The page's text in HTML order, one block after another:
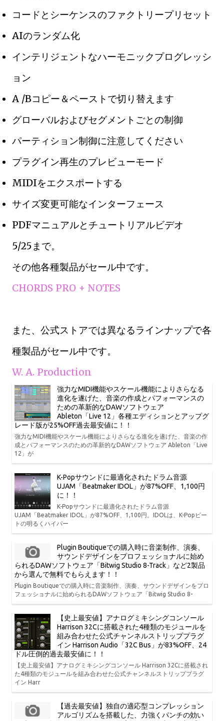
コードとシーケンスのファクトリープリセット
AIのランダム化
インテリジェントなハーモニックプログレッシ
ョン
A /Bコピー＆ペーストで切り替えます
グローバルおよびセグメントごとの制御
パーティション制御に注意してください
プラグイン再生のプレビューモード
MIDIをエクスポートする
サイズ変更可能なインターフェース
PDFマニュアルとチュートリアルビデオ
5/25まで。
その他各種製品がセール中です。
CHORDS PRO + NOTES
また、公式ストアでは異なるラインナップで各
種製品がセール中です。
W. A. Production
強力なMIDI機能やスケール機能によりさらなる
進化を遂げた、音楽の作成とパフォーマンスの
ための革新的なDAWソフトウェア
Ableton「Live 12」各種エディションとアップグ
レード版が25%OFF過去最安値に！！
強力なMIDI機能やスケール機能によりさらなる進化を遂げた、音楽の作
成とパフォーマンスのための革新的なDAWソフトウェア Ableton「Live
12」が
K-Popサウンドに最適化されたドラム音源
UJAM「Beatmaker IDOL」が87%OFF、1,100円
に！！
K-Popサウンドに最適化されたドラム音源
UJAM「Beatmaker IDOL」が87%OFF、1,100円。IDOLは、K-Popビー
トの明るくハイパー
Plugin Boutiqueでの購入時に音楽制作、演奏、
サウンドデザインをプロフェッショナルに始め
られるDAWソフトウェア「Bitwig Studio 8-Track」など2製品
から選んで無料でもらえます！！
Plugin Boutiqueでの購入時に音楽制作、演奏、サウンドデザインをプロ
フェッショナルに始められるDAWソフトウェア「Bitwig Studio 8-
【史上最安値】アナログミキシングコンソール
Harrison 32Cに搭載された4種類のモジュールを
組み合わせた公式チャンネルストリッププラグ
イン Harrison Audio「32C Bus」が83%OFF、24
ドル圧倒的過去最安値に！！
【史上最安値】アナログミキシングコンソール Harrison 32Cに搭載され
た4種類のモジュールを組み合わせた公式チャンネルストリッププラグ
イン Harr
【過去最安値】独自の適応型コンプレッション
アルゴリズムを搭載した、力強くパンチの効い